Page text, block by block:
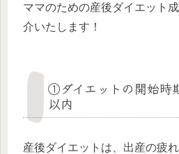
ママのための産後ダイエット
介いたします！
①ダイエットの開始時
以内
産後ダイエットは、出産の疲